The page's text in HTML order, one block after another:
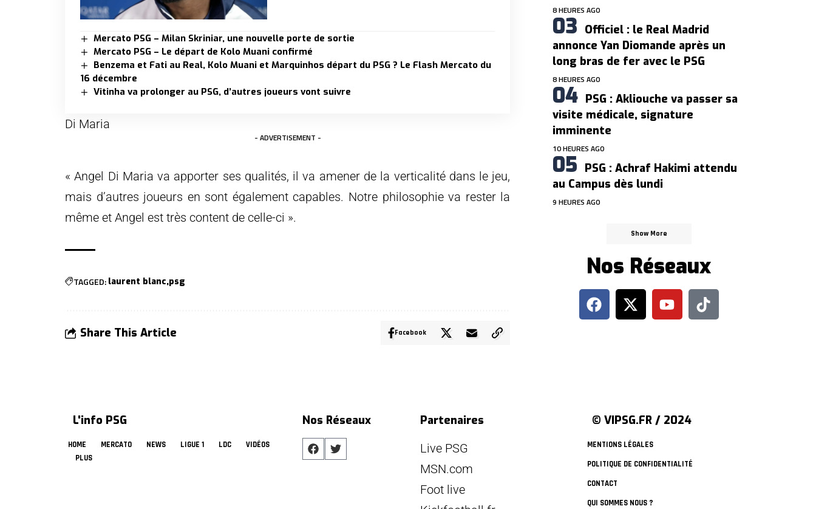
Mercato PSG – Milan Skriniar, une nouvelle porte de sortie
Mercato PSG – Le départ de Kolo Muani confirmé
Benzema et Fati au Real, Kolo Muani et Marquinhos départ du PSG ? Le Flash Mercato du
16 décembre
Vitinha va prolonger au PSG, d’autres joueurs vont suivre
Di Maria
- ADVERTISEMENT -
« Angel Di Maria va apporter ses qualités, il va amener de la verticalité dans le jeu,
mais d’autres joueurs en sont également capables. Notre philosophie va rester la
même et Angel est très content de celle-ci ».
TAGGED: laurent blanc psg
Share This Article Facebook
8 HEURES AGO
Officiel : le Real Madrid
annonce Yan Diomande après un
long bras de fer avec le PSG
8 HEURES AGO
PSG : Akliouche va passer sa
visite médicale, signature
imminente
10 HEURES AGO
PSG : Achraf Hakimi attendu
au Campus dès lundi
9 HEURES AGO
Show More
Nos Réseaux
L'info PSG
HOME MERCATO NEWS LIGUE 1 LDC
VIDÉOS
PLUS
Nos Réseaux
Partenaires
Live PSG
MSN.com
Foot live
© VIPSG.FR / 2024
MENTIONS LÉGALES
POLITIQUE DE CONFIDENTIALITÉ
CONTACT
QUI SOMMES NOUS ?